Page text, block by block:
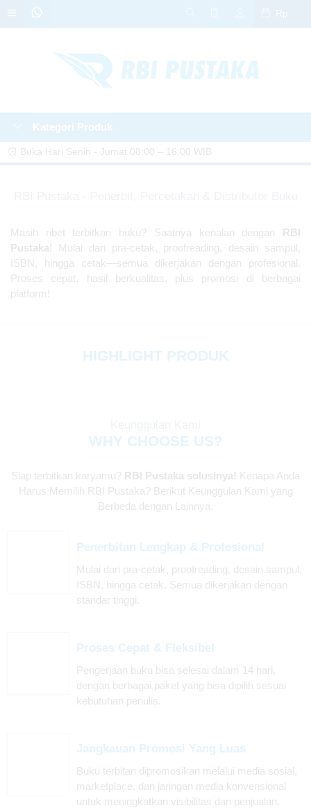
Rp
Kategori Produk
Buka Hari Senin - Jumat 08:00 – 16:00 WIB
Jangan lewatkan kesempatan ini. Hubungi kami sekarang! 📚✨
🎁 KEJUTAN PROMO! Dapatkan berbagai bonus menarik untuk setiap
penerbitan dan cetak buku di RBI Pustaka! Yuk, terbitkan karyamu
keuntungan lebih! 📚✨ Hubungi kami segera!
Masih ribet terbitkan buku? Saatnya kenalan dengan RBI
Pustaka ! Mulai dari pra-cetak, proofreading, desain sampul,
ISBN, hingga cetak—semua dikerjakan dengan profesional.
Proses cepat, hasil berkualitas, plus promosi di berbagai
platform!
HIGHLIGHT PRODUK
WHY CHOOSE US?
Siap terbitkan karyamu? RBI Pustaka solusinya! Kenapa Anda
Harus Memilih RBI Pustaka? Berikut Keunggulan Kami yang
Berbeda dengan Lainnya.
Penerbitan Lengkap & Profesional
Mulai dari pra-cetak, proofreading, desain sampul,
ISBN, hingga cetak. Semua dikerjakan dengan
standar tinggi.
Proses Cepat & Fleksibel
Pengerjaan buku bisa selesai dalam 14 hari,
dengan berbagai paket yang bisa dipilih sesuai
kebutuhan penulis.
Jangkauan Promosi Yang Luas
Buku terbitan dipromosikan melalui media sosial,
marketplace, dan jaringan media konvensional
untuk meningkatkan visibilitas dan penjualan.